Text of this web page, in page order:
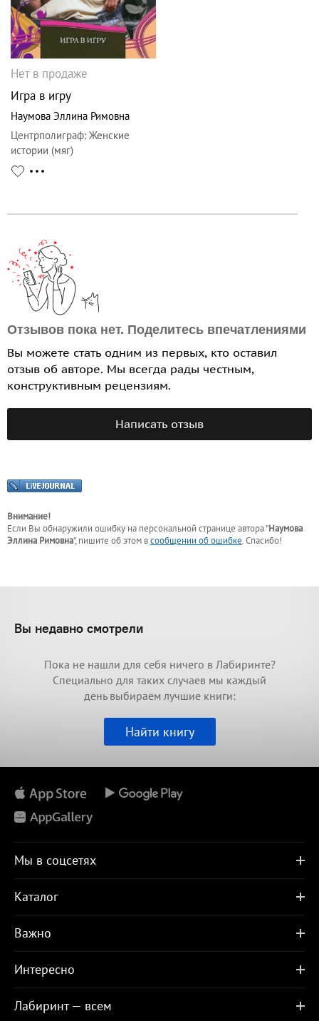
Нет в продаже
Игра в игру
Наумова Эллина Римовна
Центрполиграф: Женские
истории (мяг)
Отзывов пока нет. Поделитесь впечатлениями
Вы можете стать одним из первых, кто оставил
отзыв об авторе. Мы всегда рады честным,
конструктивным рецензиям.
Написать отзыв
Внимание!
Если Вы обнаружили ошибку на персональной странице автора "Наумова
Эллина Римовна", пишите об этом всообщении об ошибке. Спасибо!
Вы недавно смотрели
Пока не нашли для себя ничего в Лабиринте?
Специально для таких случаев мы каждый
день выбираем лучшие книги:
Найти книгу
Мы в соцсетях
Каталог
Важно
Интересно
Лабиринт — всем